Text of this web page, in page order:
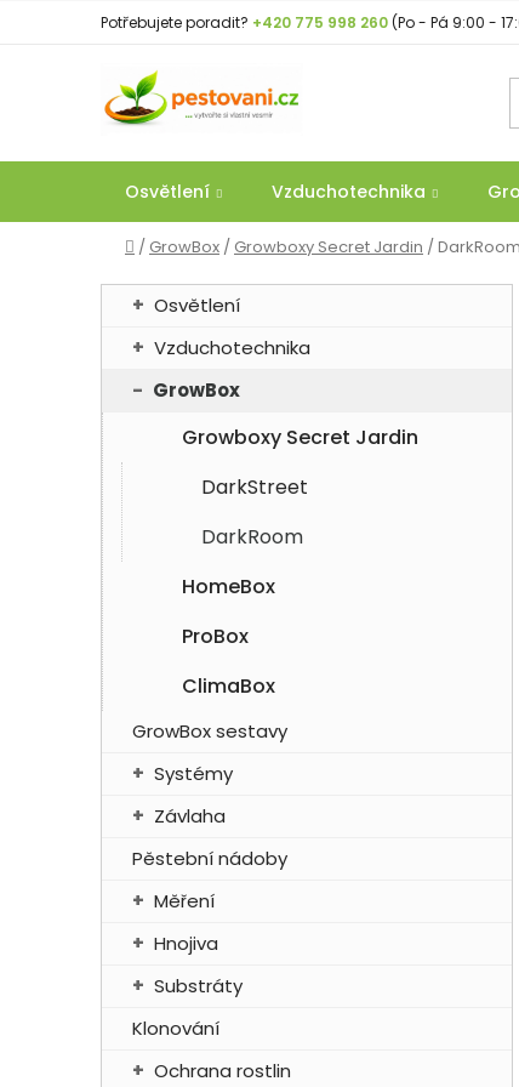
Potřebujete poradit? +420 775 998 260(Po - Pá 9:00 -
Osvětlení Vzduchotechnika
Domů
/ GrowBox / Growboxy Secret Jardin /DarkRoom
P
r
a
n
n
í
p
a
n
e
l
Přeskočit
g
o
r
i
e
Osvětlení
Vzduchotechnika
GrowBox
Growboxy Secret Jardin
DarkStreet
DarkRoom
HomeBox
ProBox
ClimaBox
GrowBox sestavy
Systémy
Závlaha
Pěstební nádoby
Měření
Hnojiva
Substráty
Klonování
Ochrana rostlin